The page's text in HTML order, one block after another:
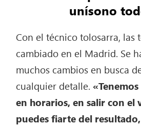
unísono
Con el técnico tolosarra, las
cambiado en el Madrid. Se
muchos cambios en busca
cualquier detalle.
en horarios, en salir con el
puedes fiarte del